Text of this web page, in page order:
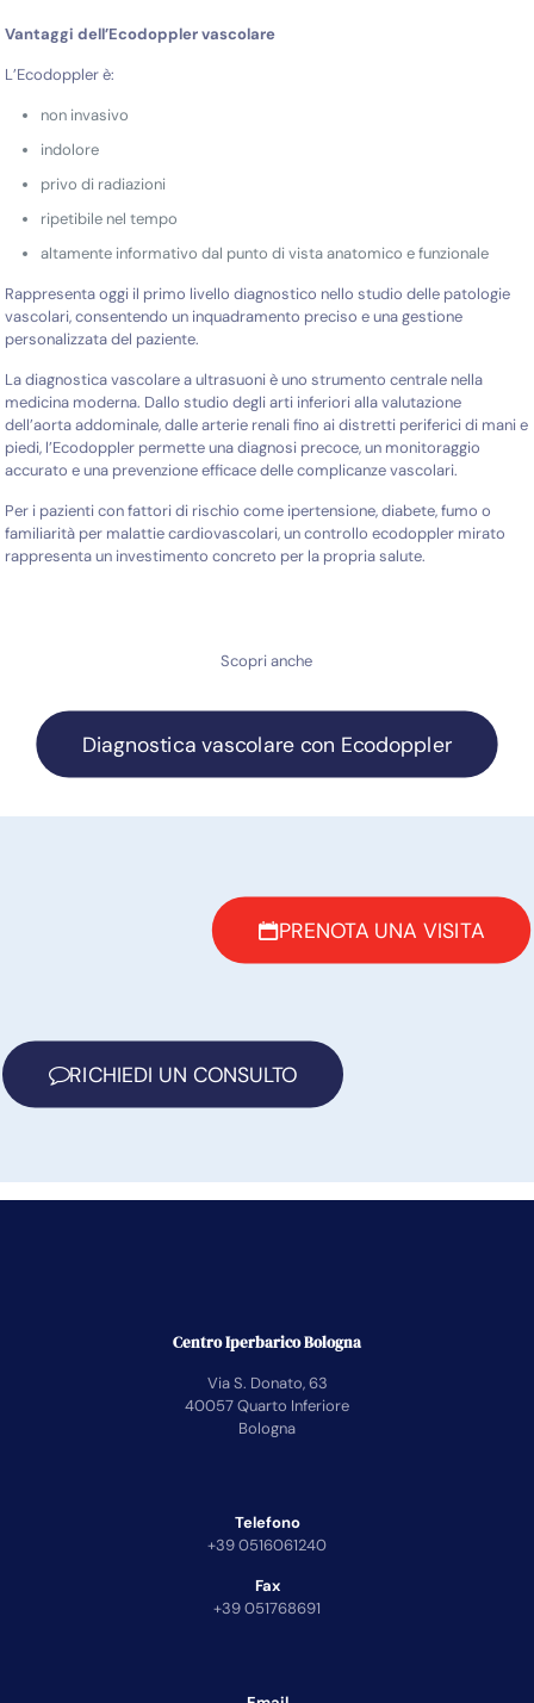
Vantaggi dell’Ecodoppler vascolare
L’Ecodoppler è:
non invasivo
indolore
privo di radiazioni
ripetibile nel tempo
altamente informativo dal punto di vista anatomico e funzionale
Rappresenta oggi il primo livello diagnostico nello studio delle patologie
vascolari, consentendo un inquadramento preciso e una gestione
personalizzata del paziente.
La diagnostica vascolare a ultrasuoni è uno strumento centrale nella
medicina moderna. Dallo studio degli arti inferiori alla valutazione
dell’aorta addominale, dalle arterie renali fino ai distretti periferici di mani e
piedi, l’Ecodoppler permette una diagnosi precoce, un monitoraggio
accurato e una prevenzione efficace delle complicanze vascolari.
Per i pazienti con fattori di rischio come ipertensione, diabete, fumo o
familiarità per malattie cardiovascolari, un controllo ecodoppler mirato
rappresenta un investimento concreto per la propria salute.
Scopri anche
Diagnostica vascolare con Ecodoppler
PRENOTA UNA VISITA
RICHIEDI UN CONSULTO
Centro Iperbarico Bologna
Via S. Donato, 63
40057 Quarto Inferiore
Bologna
Telefono
+39 0516061240
Fax
+39 051768691